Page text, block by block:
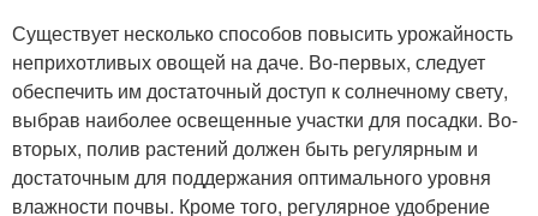
Существует несколько способов повысить урожайность
неприхотливых овощей на даче. Во-первых, следует
обеспечить им достаточный доступ к солнечному свету,
выбрав наиболее освещенные участки для посадки. Во-
вторых, полив растений должен быть регулярным и
достаточным для поддержания оптимального уровня
влажности почвы. Кроме того, регулярное удобрение